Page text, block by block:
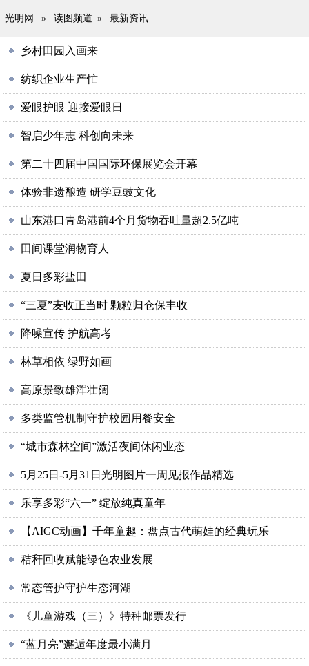
光明网 » 读图频道 » 最新资讯
乡村田园入画来
纺织企业生产忙
爱眼护眼 迎接爱眼日
智启少年志 科创向未来
第二十四届中国国际环保展览会开幕
体验非遗酿造 研学豆豉文化
山东港口青岛港前4个月货物吞吐量超2.5亿吨
田间课堂润物育人
夏日多彩盐田
“三夏”麦收正当时 颗粒归仓保丰收
降噪宣传 护航高考
林草相依 绿野如画
高原景致雄浑壮阔
多类监管机制守护校园用餐安全
“城市森林空间”激活夜间休闲业态
5月25日-5月31日光明图片一周见报作品精选
乐享多彩“六一” 绽放纯真童年
【AIGC动画】千年童趣：盘点古代萌娃的经典玩乐
秸秆回收赋能绿色农业发展
常态管护守护生态河湖
《儿童游戏（三）》特种邮票发行
“蓝月亮”邂逅年度最小满月